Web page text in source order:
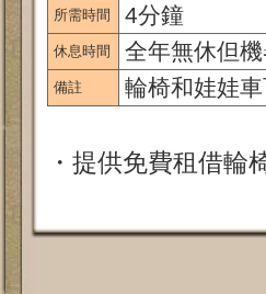
所需時間
4分鐘
休息時間 全年無休但
備註 輪椅和娃娃
・提供免費租借輪